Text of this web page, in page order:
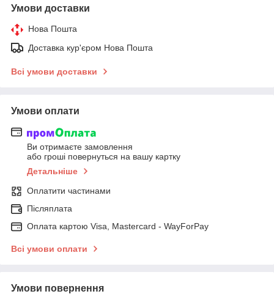
Умови доставки
Нова Пошта
Доставка кур'єром Нова Пошта
Всі умови доставки
Умови оплати
Ви отримаєте замовлення
або гроші повернуться на вашу картку
Детальніше
Оплатити частинами
Післяплата
Оплата картою Visa, Mastercard - WayForPay
Всі умови оплати
Умови повернення